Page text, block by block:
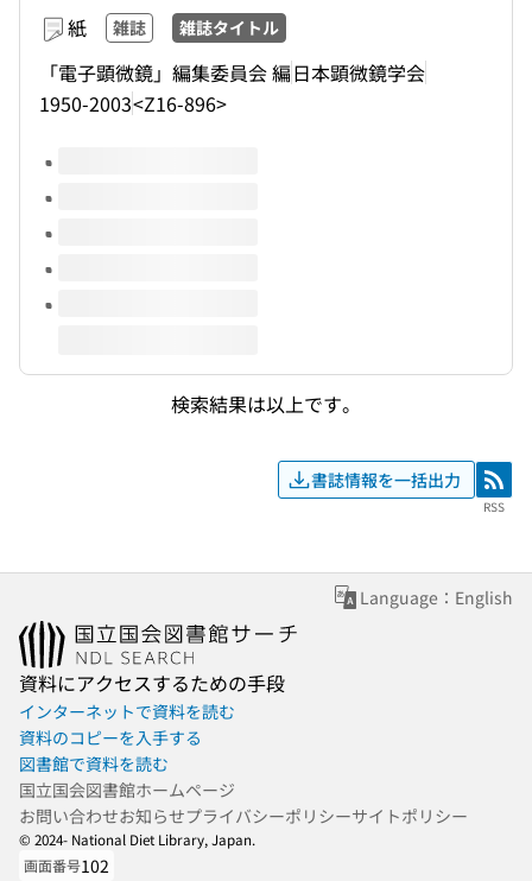
紙 雑誌 雑誌タイトル
「電子顕微鏡」編集委員会 編日本顕微鏡学会
1950-2003<Z16-896>
このタイトルの巻号
検索結果は以上です。
書誌情報を一括出力 RSS
RSS
Language：English
資料にアクセスするための手段
インターネットで資料を読む
資料のコピーを入手する
図書館で資料を読む
国立国会図書館ホームページ
お問い合わせお知らせプライバシーポリシーサイトポリシー
© 2024- National Diet Library, Japan.
画面番号102